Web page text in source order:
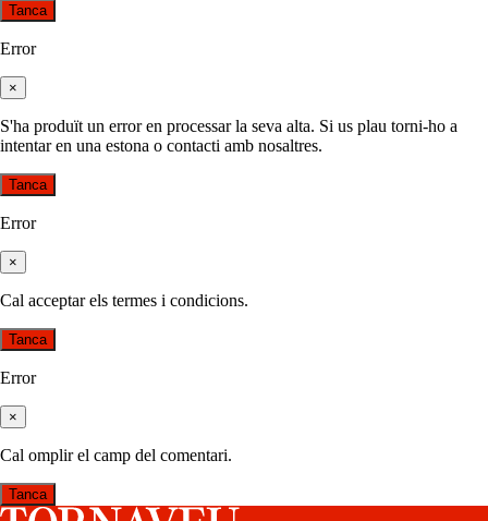
Tanca
Error
×
S'ha produït un error en processar la seva alta. Si us plau torni-ho a
intentar en una estona o contacti amb nosaltres.
Tanca
Error
×
Cal acceptar els termes i condicions.
Tanca
Error
×
Cal omplir el camp del comentari.
Tanca